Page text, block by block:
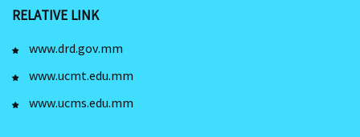
RELATIVE LINK
www.drd.gov.mm
www.ucmt.edu.mm
www.ucms.edu.mm